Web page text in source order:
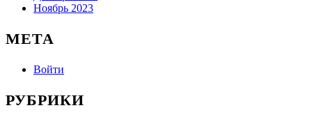
Ноябрь 2023
МЕТА
Войти
РУБРИКИ